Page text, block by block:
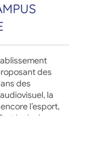
des
des
la
l’esport,
et le design.